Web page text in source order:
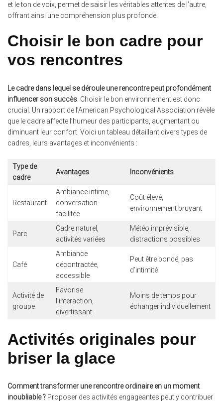
et le ton de voix, permet de saisir les véritables attentes de l’autre,
offrant ainsi une compréhension plus profonde.
Choisir le bon cadre pour
vos rencontres
Le cadre dans lequel se déroule une rencontre peut profondément
influencer son succès . Choisir le bon environnement est donc
crucial. Un rapport de l’American Psychological Association révèle
que le cadre affecte l’humeur des participants, augmentant ou
diminuant leur confort. Voici un tableau détaillant divers types de
cadres, leurs avantages et inconvénients :
Type de
cadre
Avantages Inconvénients
Restaurant
Ambiance intime,
conversation
facilitée
Coût élevé,
environnement bruyant
Parc
Cadre naturel,
activités variées
Météo imprévisible,
distractions possibles
Café
Ambiance
décontractée,
accessible
Peut être bondé, pas
d’intimité
Activité de
groupe
Favorise
l’interaction,
divertissant
Moins de temps pour
échanger individuellement
Activités originales pour
briser la glace
Comment transformer une rencontre ordinaire en un moment
inoubliable ? Proposer des activités engageantes peut y contribuer